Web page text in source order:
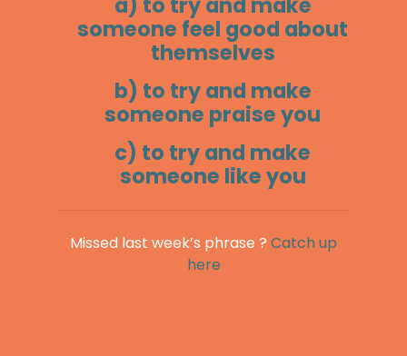
someone feel good about
themselves
b) to try and make
someone praise you
c) to try and make
someone like you
Missed last week’s phrase ? Catch up
here